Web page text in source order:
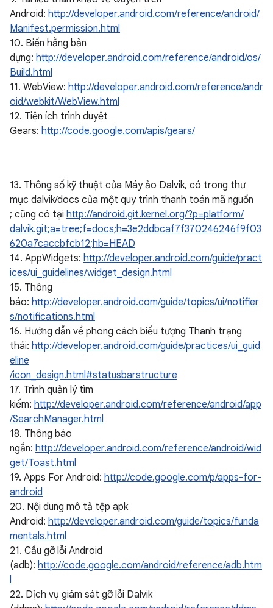
Android: http://developer.android.com/reference/android/
Manifest.permission.html
10. Biến hằng bản
dựng: http://developer.android.com/reference/android/os/
Build.html
11. WebView: http://developer.android.com/reference/andr
oid/webkit/WebView.html
12. Tiện ích trình duyệt
Gears: http://code.google.com/apis/gears/
13. Thông số kỹ thuật của Máy ảo Dalvik, có trong thư
mục dalvik/docs của một quy trình thanh toán mã nguồn
; cũng có tại http://android.git.kernel.org/?p=platform/
dalvik.git;a=tree;f=docs;h=3e2ddbcaf7f370246246f9f03
620a7caccbfcb12;hb=HEAD
14. AppWidgets: http://developer.android.com/guide/pract
ices/ui_guidelines/widget_design.html
15. Thông
báo: http://developer.android.com/guide/topics/ui/notifier
s/notifications.html
16. Hướng dẫn về phong cách biểu tượng Thanh trạng
thái: http://developer.android.com/guide/practices/ui_guid
eline
/icon_design.html#statusbarstructure
17. Trình quản lý tìm
kiếm: http://developer.android.com/reference/android/app
/SearchManager.html
18. Thông báo
ngắn: http://developer.android.com/reference/android/wid
get/Toast.html
19. Apps For Android: http://code.google.com/p/apps-for-
android
20. Nội dung mô tả tệp apk
Android: http://developer.android.com/guide/topics/funda
mentals.html
21. Cầu gỡ lỗi Android
(adb): http://code.google.com/android/reference/adb.htm
l
22. Dịch vụ giám sát gỡ lỗi Dalvik